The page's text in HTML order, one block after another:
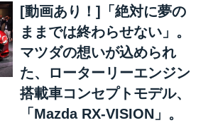
内装はそこまでスパルタン
（「スパルタン」という表現
ですが、エアコンが無かった
り、パワーウィンドウが無か
ったり、シートの座り心地が
最悪だったり、とにかく快適
[動画あり！]「絶対に夢の
ままでは終わらせない」。
マツダの想いが込められ
た、ローターリーエンジン
搭載車コンセプトモデル、
「Mazda RX-VISION」。